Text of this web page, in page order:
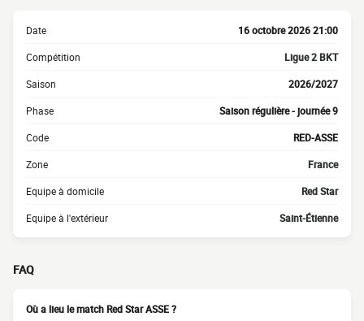
Date 16 octobre 2026 21:00
Compétition Ligue 2 BKT
Saison 2026/2027
Phase Saison régulière - journée 9
Code RED-ASSE
Zone France
Equipe à domicile Red Star
Equipe à l'extérieur Saint-Étienne
FAQ
Où a lieu le match Red Star ASSE ?